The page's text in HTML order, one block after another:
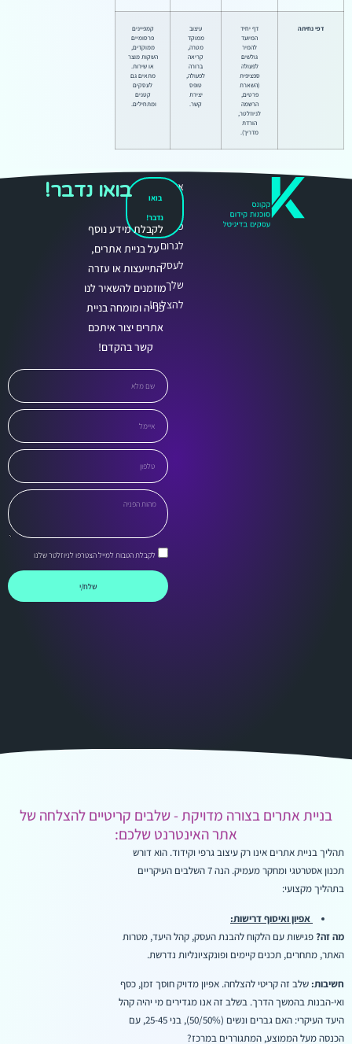
דפי נחיתה
דף יחיד
המיועד
להמיר
גולשים
לפעולה
ספציפית
(השארת
פרטים,
הרשמה
לניוזלטר,
הורדת
מדריך).
עיצוב
ממוקד
מטרה,
קריאה
ברורה
לפעולה,
טופס
יצירת
קשר.
קמפיינים
פרסומיים
ממוקדים,
השקות מוצר
או שירות.
מתאים גם
לעסקים
קטנים
ומתחילים.
אנחנו
כדי
לגרום
לעסק
שלך
להצליח!
בואו
נדבר!
בואו נדבר!
לקבלת מידע נוסף
על בניית אתרים,
התייעצות או עזרה
מוזמנים להשאיר לנו
פנייה ומומחה בניית
אתרים יצור איתכם
קשר בהקדם!
לקבלת הטבות למייל הצטרפו לניוזלטר שלנו
שלח/י
בניית אתרים בצורה מדויקת - שלבים קריטיים להצלחה של
אתר האינטרנט שלכם:
תהליך בניית אתרים אינו רק עיצוב גרפי וקידוד. הוא דורש
תכנון אסטרטגי ומחקר מעמיק. הנה 7 השלבים העיקריים
בתהליך מקצועי:
אפיון ואיסוף דרישות:
מה זה?פגישות עם הלקוח להבנת העסק, קהל היעד, מטרות
האתר, מתחרים, תכנים קיימים ופונקציונליות נדרשת.
חשיבות: שלב זה קריטי להצלחה. אפיון מדויק חוסך זמן, כסף
ואי-הבנות בהמשך הדרך. בשלב זה אנו מגדירים מי יהיה קהל
היעד העיקרי: האם גברים ונשים (50/50%), בני 25-45, עם
הכנסה מעל הממוצע, המתגוררים במרכז?